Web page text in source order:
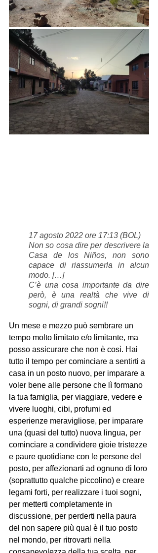
17 agosto 2022 ore 17:13 (BOL)
Non so cosa dire per descrivere la
Casa de los Niños, non sono
capace di riassumerla in alcun
modo. […]
C’è una cosa importante da dire
però, è una realtà che vive di
sogni, di grandi sogni!!
Un mese e mezzo può sembrare un
tempo molto limitato e/o limitante, ma
posso assicurare che non è così. Hai
tutto il tempo per cominciare a sentirti a
casa in un posto nuovo, per imparare a
voler bene alle persone che lì formano
la tua famiglia, per viaggiare, vedere e
vivere luoghi, cibi, profumi ed
esperienze meravigliose, per imparare
una (quasi del tutto) nuova lingua, per
cominciare a condividere gioie tristezze
e paure quotidiane con le persone del
posto, per affezionarti ad ognuno di loro
(soprattutto qualche piccolino) e creare
legami forti, per realizzare i tuoi sogni,
per metterti completamente in
discussione, per perderti nella paura
del non sapere più qual è il tuo posto
nel mondo, per ritrovarti nella